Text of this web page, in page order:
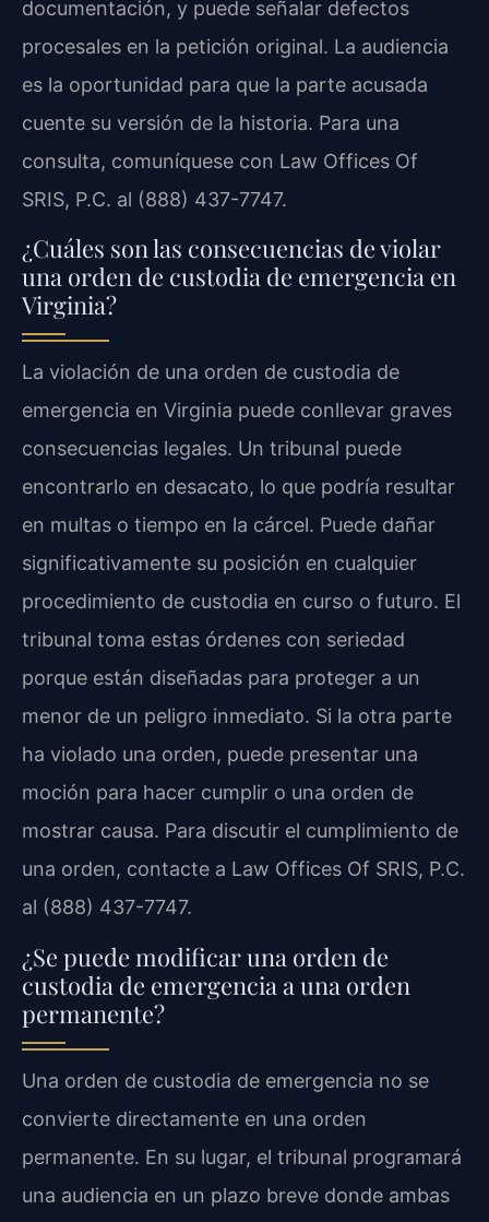
documentación, y puede señalar defectos
procesales en la petición original. La audiencia
es la oportunidad para que la parte acusada
cuente su versión de la historia. Para una
consulta, comuníquese con Law Offices Of
SRIS, P.C. al (888) 437-7747.
¿Cuáles son las consecuencias de violar
una orden de custodia de emergencia en
Virginia?
La violación de una orden de custodia de
emergencia en Virginia puede conllevar graves
consecuencias legales. Un tribunal puede
encontrarlo en desacato, lo que podría resultar
en multas o tiempo en la cárcel. Puede dañar
significativamente su posición en cualquier
procedimiento de custodia en curso o futuro. El
tribunal toma estas órdenes con seriedad
porque están diseñadas para proteger a un
menor de un peligro inmediato. Si la otra parte
ha violado una orden, puede presentar una
moción para hacer cumplir o una orden de
mostrar causa. Para discutir el cumplimiento de
una orden, contacte a Law Offices Of SRIS, P.C.
al (888) 437-7747.
¿Se puede modificar una orden de
custodia de emergencia a una orden
permanente?
Una orden de custodia de emergencia no se
convierte directamente en una orden
permanente. En su lugar, el tribunal programará
una audiencia en un plazo breve donde ambas